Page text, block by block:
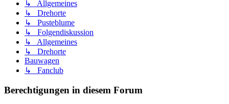
↳ Allgemeines
↳ Drehorte
↳ Pusteblume
↳ Folgendiskussion
↳ Allgemeines
↳ Drehorte
Bauwagen
↳ Fanclub
Berechtigungen in diesem Forum